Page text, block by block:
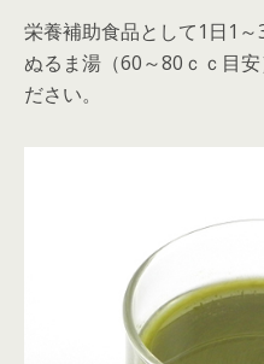
栄養補助食品として1日1
ぬるま湯（60～80ｃｃ目
ださい。